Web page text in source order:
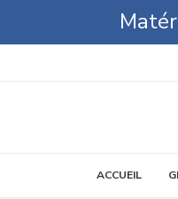
ACCUEIL